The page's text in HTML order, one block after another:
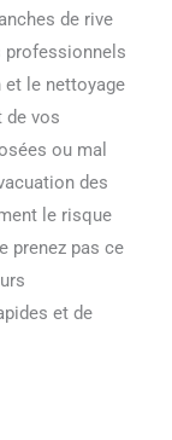
de rive
professionnels
et le nettoyage
de vos
ou mal
des
le risque
prenez pas ce
et de